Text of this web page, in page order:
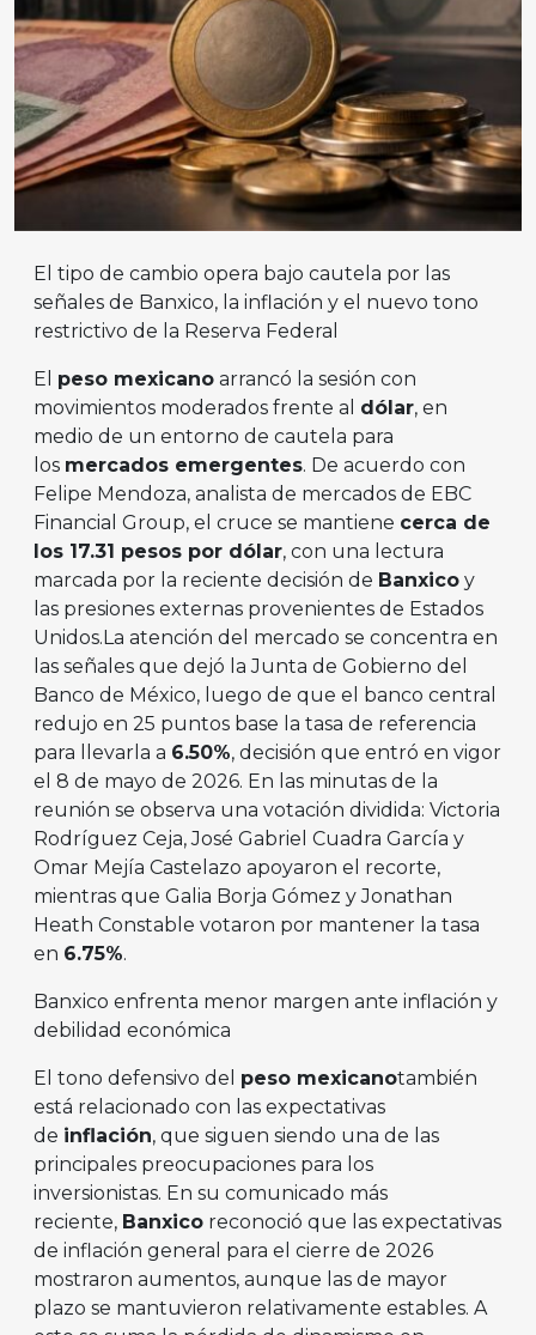
El tipo de cambio opera bajo cautela por las
señales de Banxico, la inflación y el nuevo tono
restrictivo de la Reserva Federal
El peso mexicano arrancó la sesión con
movimientos moderados frente al dólar, en
medio de un entorno de cautela para
los mercados emergentes. De acuerdo con
Felipe Mendoza, analista de mercados de EBC
Financial Group, el cruce se mantiene cerca de
los 17.31 pesos por dólar, con una lectura
marcada por la reciente decisión de Banxico y
las presiones externas provenientes de Estados
Unidos.La atención del mercado se concentra en
las señales que dejó la Junta de Gobierno del
Banco de México, luego de que el banco central
redujo en 25 puntos base la tasa de referencia
para llevarla a 6.50%, decisión que entró en vigor
el 8 de mayo de 2026. En las minutas de la
reunión se observa una votación dividida: Victoria
Rodríguez Ceja, José Gabriel Cuadra García y
Omar Mejía Castelazo apoyaron el recorte,
mientras que Galia Borja Gómez y Jonathan
Heath Constable votaron por mantener la tasa
en 6.75%.
Banxico enfrenta menor margen ante inflación y
debilidad económica
El tono defensivo del peso mexicanotambién
está relacionado con las expectativas
de inflación, que siguen siendo una de las
principales preocupaciones para los
inversionistas. En su comunicado más
reciente, Banxico reconoció que las expectativas
de inflación general para el cierre de 2026
mostraron aumentos, aunque las de mayor
plazo se mantuvieron relativamente estables. A